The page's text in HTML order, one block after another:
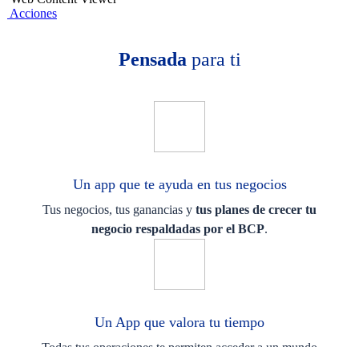
Acciones
Pensada para ti
Un app que te ayuda en tus negocios
Tus negocios, tus ganancias y tus planes de crecer tu
negocio respaldadas por el BCP.
Un App que valora tu tiempo